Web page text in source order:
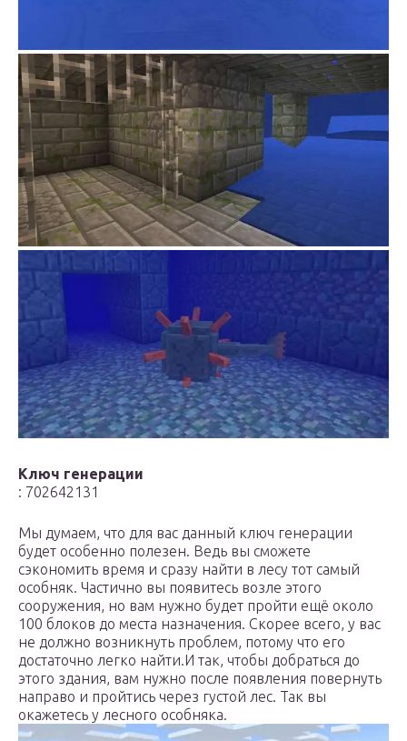
Ключ генерации
: 702642131
Мы думаем, что для вас данный ключ генерации
будет особенно полезен. Ведь вы сможете
сэкономить время и сразу найти в лесу тот самый
особняк. Частично вы появитесь возле этого
сооружения, но вам нужно будет пройти ещё около
100 блоков до места назначения. Скорее всего, у вас
не должно возникнуть проблем, потому что его
достаточно легко найти.И так, чтобы добраться до
этого здания, вам нужно после появления повернуть
направо и пройтись через густой лес. Так вы
окажетесь у лесного особняка.